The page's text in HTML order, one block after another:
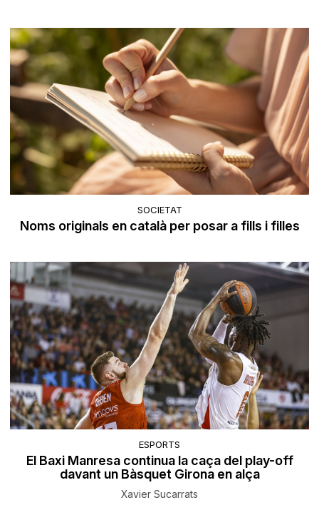
SOCIETAT
Noms originals en català per posar a fills i filles
ESPORTS
El Baxi Manresa continua la caça del play-off
davant un Bàsquet Girona en alça
Xavier Sucarrats